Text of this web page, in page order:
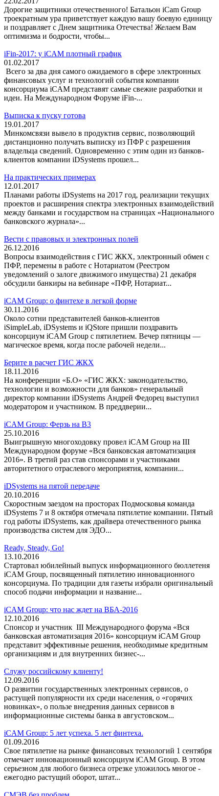
Дорогие защитники отечественного! Батальон iCam Group
троекратным ура приветствует каждую вашу боевую единицу
и поздравляет с Днем защитника Отечества! Желаем Вам
оптимизма и бодрости, чтобы...
iFin-2017: у iCAM плотный график
01.02.2017
Всего за два дня самого ожидаемого в сфере электронных
финансовых услуг и технологий события компании
консорциума iCAM представят самые свежие разработки и
идеи. На Международном Форуме iFin-...
Выписка к пуску готова
19.01.2017
Минкомсвязи вывело в продуктив сервис, позволяющий
дистанционно получать выписку из ПФР с разрешения
владельца сведений. Одновременно с этим один из банков-
клиентов компании iDSystems прошел...
На практических примерах
12.01.2017
Планами работы iDSystems на 2017 год, реализации текущих
проектов и расширения спектра электронных взаимодействий
между банками и государством на страницах «Национального
банковского журнала»...
Вести с правовых и электронных полей
26.12.2016
Вопросы взаимодействия с ГИС ЖКХ, электронный обмен с
ПФР, перемены в работе с Нотариатом (Реестром
уведомлений о залоге движимого имущества) 21 декабря
обсудили банкиры на вебинаре «ПФР, Нотариат...
iCAM Group: о финтехе в легкой форме
30.11.2016
Около сотни представителей банков-клиентов
iSimpleLab, iDSystems и iQStore пришли поздравить
консорциум iCAM Group с пятилетием. Вечер пятницы —
магическое время, когда после рабочей недели...
Берите в расчет ГИС ЖКХ
18.11.2016
На конференции «Б.О» «ГИС ЖКХ: законодательство,
технологии и возможности для банков» генеральный
директор компании iDSystems Андрей Федорец выступил
модератором и участником. В преддверии...
iCAM Group: Ферзь на В3
25.10.2016
Выигрышную многоходовку провел iCAM Group на III
Международном форуме «Вся банковская автоматизация
2016». В третий раз став спонсорами и участниками
авторитетного отраслевого мероприятия, компании...
iDSystems на пятой передаче
20.10.2016
Скоростным заездом на просторах Подмосковья команда
iDSystems 7 и 8 октября отмечала пятилетие компании. Пятый
год работы iDSystems, как драйвера отечественного рынка
производства систем для ЭДО...
Ready, Steady, Go!
13.10.2016
Стартовал юбилейный выпуск информационного бюллетеня
iCAM Group, посвященный пятилетию инновационного
консорциума. По традиции для газеты избрали оригинальный
способ подачи информации и название...
iCAM Group: что нас ждет на ВБА-2016
12.10.2016
Спонсор и участник III Международного форума «Вся
банковская автоматизация 2016» консорциум iCAM Group
представит эффективные решения, необходимые кредитным
организациям и для внутренних бизнес-...
Служу российскому клиенту!
12.09.2016
О развитии государственных электронных сервисов, о
растущей популярности их среди населения, о «горячих
новинках», о пользе внедрения данных сервисов в
информационные системы банка в августовском...
iCAM Group: 5 лет успеха. 5 лет финтеха.
01.09.2016
Свое пятилетие на рынке финансовых технологий 1 сентября
отмечает инновационный консорциум iCAM Group. В этом
серьезном для любого бизнеса отрезке уложилось многое -
ежегодно растущий оборот, штат...